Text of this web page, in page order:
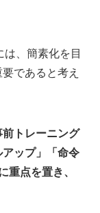
、簡素化を目
であると考え
前トレーニング
ップ」「命令
重点を置き、